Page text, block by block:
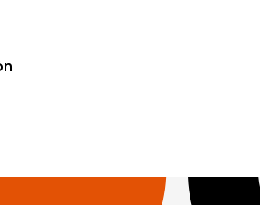
| Envase 100 bridas B-140x3,5
20 | 15,30 | | 101033 | Envase 100